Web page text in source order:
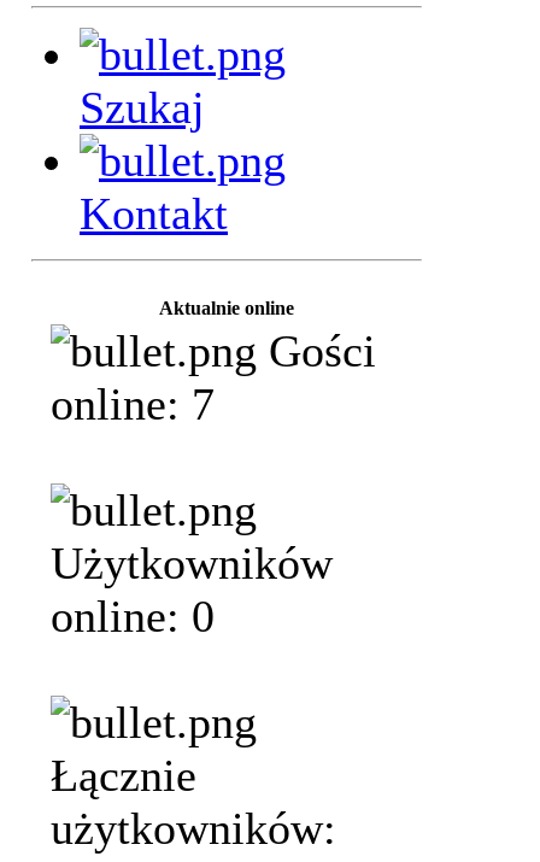
Szukaj
Kontakt
Aktualnie online
Gości
online: 7
Użytkowników
online: 0
Łącznie
użytkowników: